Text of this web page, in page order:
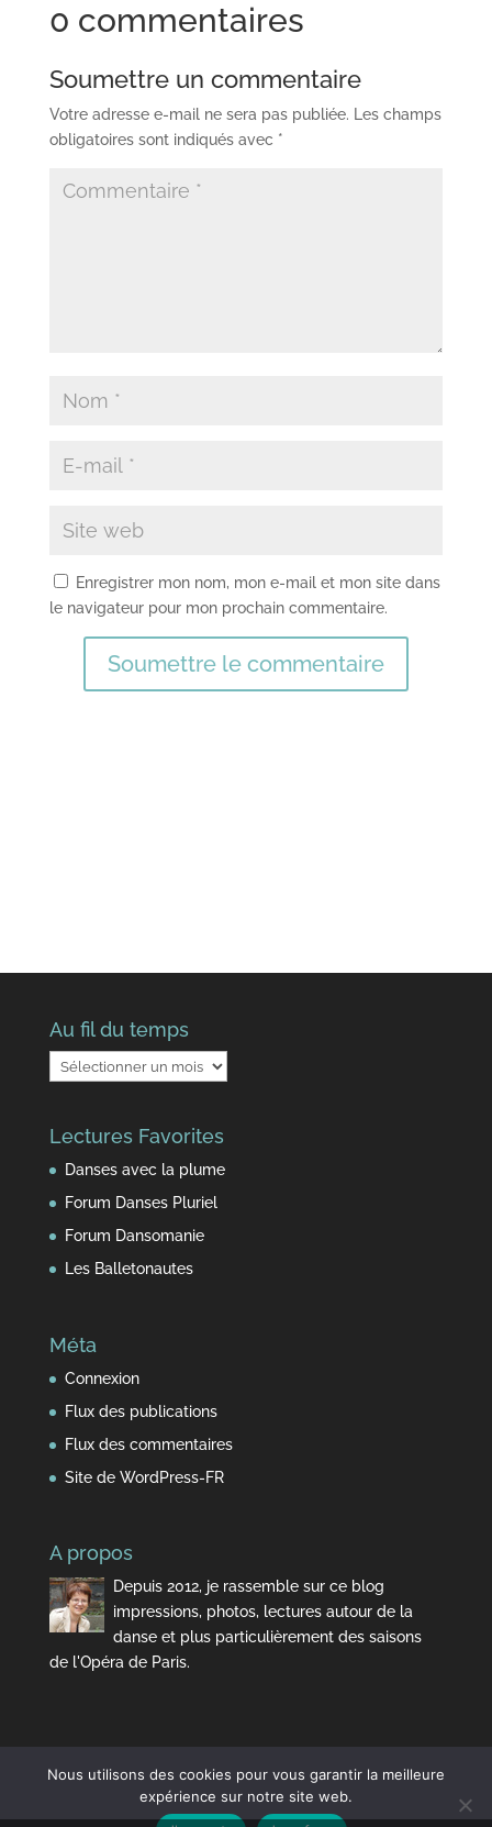
0 commentaires
Soumettre un commentaire
Votre adresse e-mail ne sera pas publiée.
Les champs
obligatoires sont indiqués avec *
Enregistrer mon nom, mon e-mail et mon site dans
le navigateur pour mon prochain commentaire.
Soumettre le commentaire
Au fil du temps
Au
fil
temps
Lectures Favorites
Danses avec la plume
Forum Danses Pluriel
Forum Dansomanie
Les Balletonautes
Méta
Connexion
Flux des publications
Flux des commentaires
Site de WordPress-FR
A propos
Depuis 2012, je rassemble sur ce blog
impressions, photos, lectures autour de la
danse et plus particulièrement des saisons
de l'Opéra de Paris.
Nous utilisons des cookies pour vous garantir la meilleure
expérience sur notre site web.